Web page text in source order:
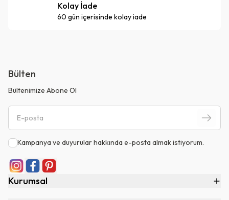
Kolay İade
60 gün içerisinde kolay iade
Bülten
Bültenimize Abone Ol
Kampanya ve duyurular hakkında e-posta almak istiyorum.
Kurumsal